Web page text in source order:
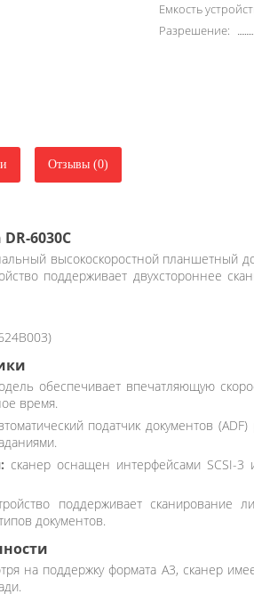
Емкость
Разрешение:
Отзывы (0)
6030С
высокоскоростной планшетный
поддерживает двухстороннее
обеспечивает впечатляющую
время.
податчик документов
сканер оснащен интерфейсами SCSI-3
поддерживает
документов.
на поддержку формата A3, сканер